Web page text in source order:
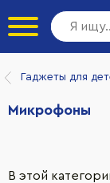
Гаджеты для
Микрофоны
В этой